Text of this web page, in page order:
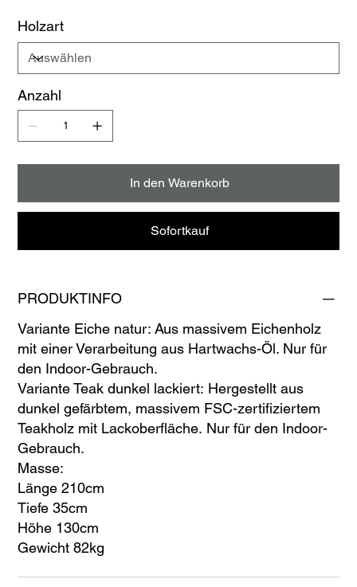
Holzart
Anzahl
In den Warenkorb
Sofortkauf
PRODUKTINFO
Variante Eiche natur: Aus massivem Eichenholz
mit einer Verarbeitung aus Hartwachs-Öl. Nur für
den Indoor-Gebrauch.
Variante Teak dunkel lackiert: Hergestellt aus
dunkel gefärbtem, massivem FSC-zertifiziertem
Teakholz mit Lackoberfläche. Nur für den Indoor-
Gebrauch.
Masse:
Länge 210cm
Tiefe 35cm
Höhe 130cm
Gewicht 82kg